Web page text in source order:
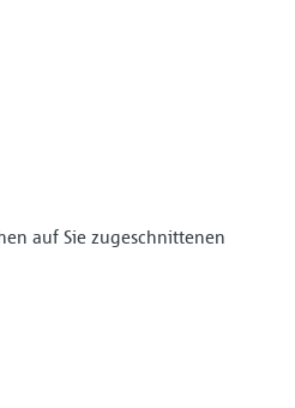
auf Sie zugeschnittenen